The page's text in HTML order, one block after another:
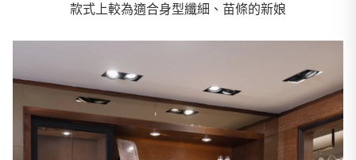
款式上較為適合身型纖細、苗條的新娘